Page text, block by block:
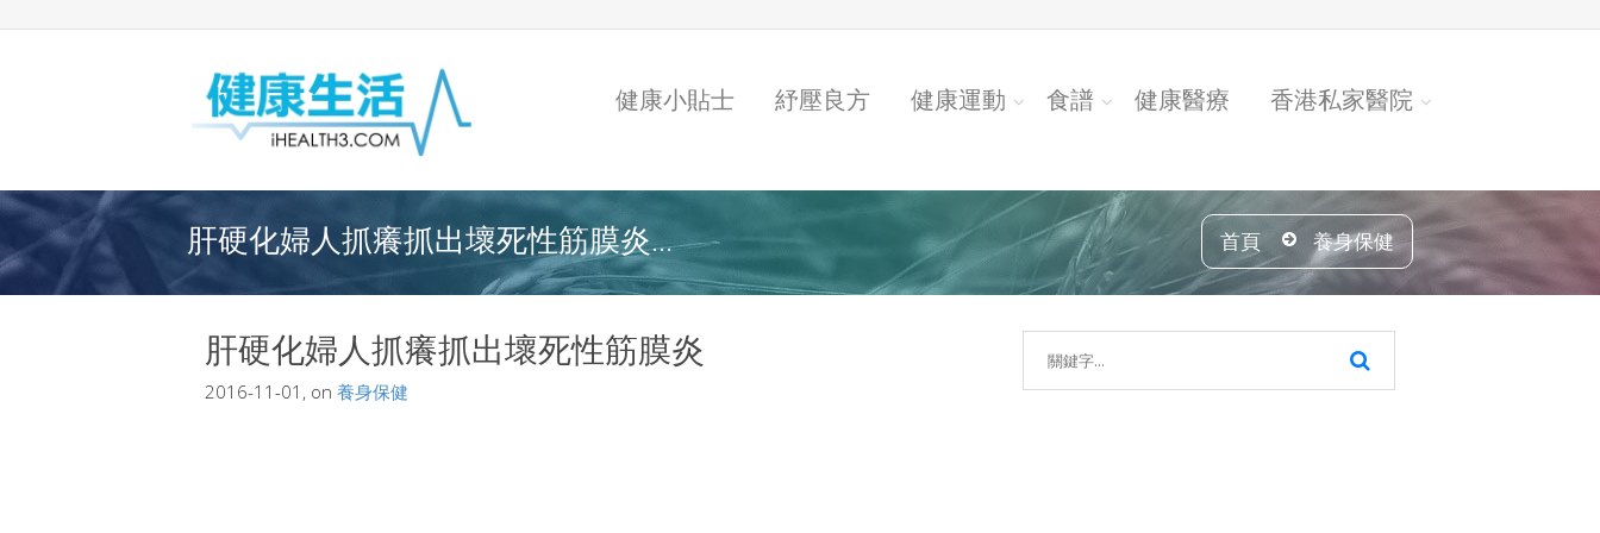
健康小貼士 紓壓良方 健康運動 食譜 健康醫療 香港私家醫院
肝硬化婦人抓癢抓出壞死性筋膜炎... 首頁 養身保健
肝硬化婦人抓癢抓出壞死性筋膜炎
2016-11-01, on 養身保健